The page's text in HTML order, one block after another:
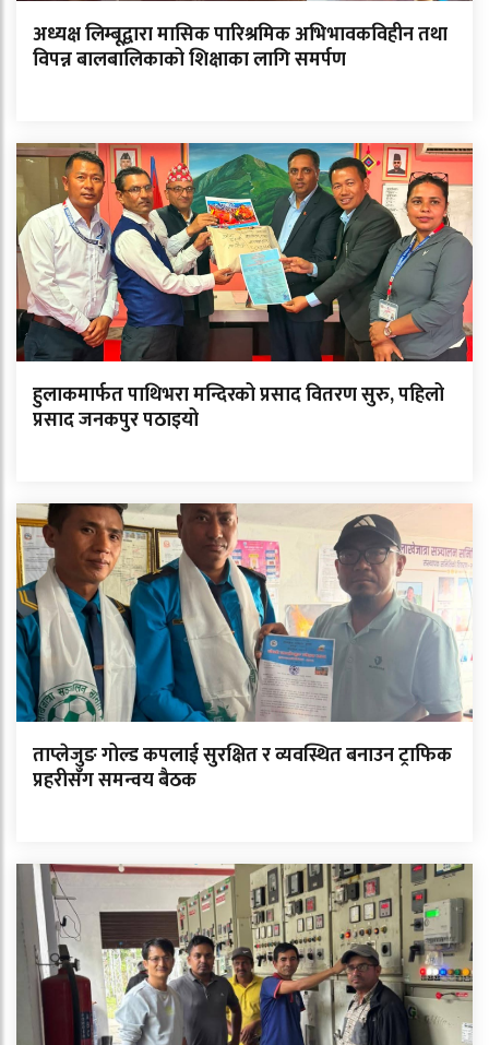
अध्यक्ष लिम्बूद्वारा मासिक पारिश्रमिक अभिभावकविहीन तथा
विपन्न बालबालिकाको शिक्षाका लागि समर्पण
हुलाकमार्फत पाथिभरा मन्दिरको प्रसाद वितरण सुरु, पहिलो
प्रसाद जनकपुर पठाइयो
ताप्लेजुङ गोल्ड कपलाई सुरक्षित र व्यवस्थित बनाउन ट्राफिक
प्रहरीसँग समन्वय बैठक